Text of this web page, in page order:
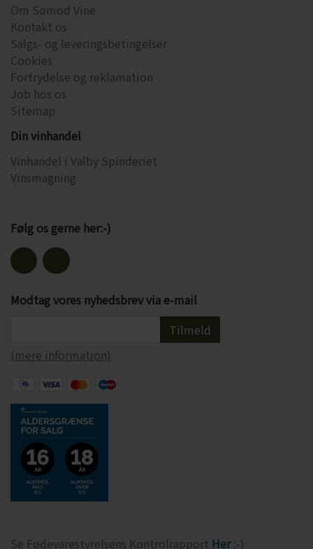
Om Sømod Vine
Kontakt os
Salgs- og leveringsbetingelser
Cookies
Fortrydelse og reklamation
Job hos os
Sitemap
Din vinhandel
Vinhandel i Valby Spinderiet
Vinsmagning
Følg os gerne her:-)
Modtag vores nyhedsbrev via e-mail
Tilmeld
(mere information)
Se Fødevarestyrelsens Kontrolrapport Her:-)